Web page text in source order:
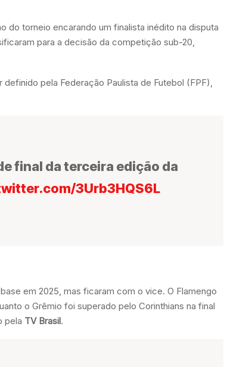
do torneio encarando um finalista inédito na disputa
para a decisão da competição sub-20,
pela Federação Paulista de Futebol (FPF),
final da terceira edição da
3Urb3HQS6L
em 2025, mas ficaram com o vice. O Flamengo
o Grêmio foi superado pelo Corinthians na final
pela TV Brasil.